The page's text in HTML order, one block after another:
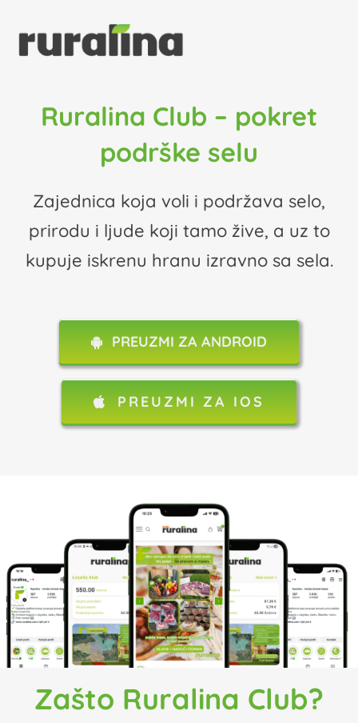
content
Ruralina Club – pokret
podrške selu
Zajednica koja voli i podržava selo,
prirodu i ljude koji tamo žive, a uz to
kupuje iskrenu hranu izravno sa sela.
PREUZMI ZA ANDROID
PREUZMI ZA IOS
Zašto Ruralina Club?